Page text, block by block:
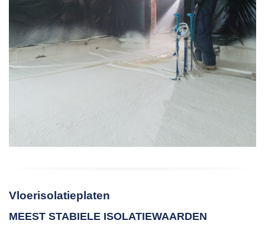
Vloerisolatieplaten
MEEST STABIELE ISOLATIEWAARDEN